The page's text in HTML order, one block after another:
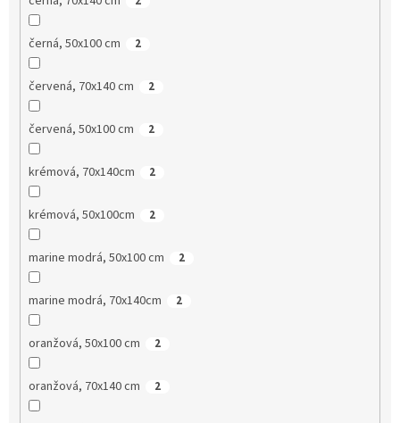
černá, 50x100 cm 2
červená, 70x140 cm 2
červená, 50x100 cm 2
krémová, 70x140cm 2
krémová, 50x100cm 2
marine modrá, 50x100 cm 2
marine modrá, 70x140cm 2
oranžová, 50x100 cm 2
oranžová, 70x140 cm 2